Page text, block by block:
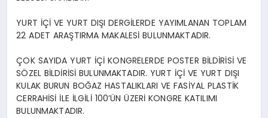
YURT İÇİ VE YURT DIŞI DERGİLERDE YAYIMLANAN TOPLAM
22 ADET ARAŞTIRMA MAKALESİ BULUNMAKTADIR.
ÇOK SAYIDA YURT İÇİ KONGRELERDE POSTER BİLDİRİSİ VE
SÖZEL BİLDİRİSİ BULUNMAKTADIR. YURT İÇİ VE YURT DIŞI
KULAK BURUN BOĞAZ HASTALIKLARI VE FASİYAL PLASTİK
CERRAHİSİ İLE İLGİLİ 100’ÜN ÜZERİ KONGRE KATILIMI
BULUNMAKTADIR.